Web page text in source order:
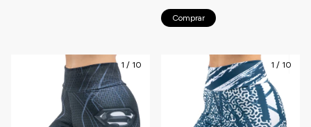
Comprar
1 / 10 1 / 10